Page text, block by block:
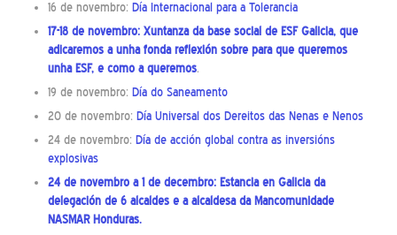
16 de novembro: Día Internacional para a Tolerancia
17-18 de novembro: Xuntanza da base social de ESF Galicia, que
adicaremos a unha fonda reflexión sobre para que queremos
unha ESF, e como a queremos.
19 de novembro: Día do Saneamento
20 de novembro: Día Universal dos Dereitos das Nenas e Nenos
24 de novembro: Día de acción global contra as inversións
explosivas
24 de novembro a 1 de decembro: Estancia en Galicia da
delegación de 6 alcaldes e a alcaldesa da Mancomunidade
NASMAR Honduras.